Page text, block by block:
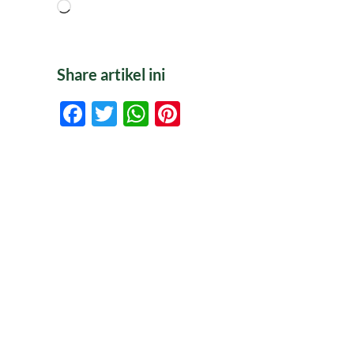
Memuat...
Share artikel ini
Facebook
TwitterWhatsApp